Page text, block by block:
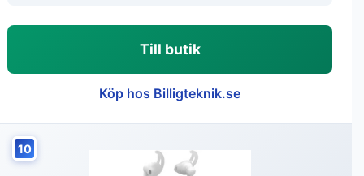
Till butik
Köp hos Billigteknik.se
10